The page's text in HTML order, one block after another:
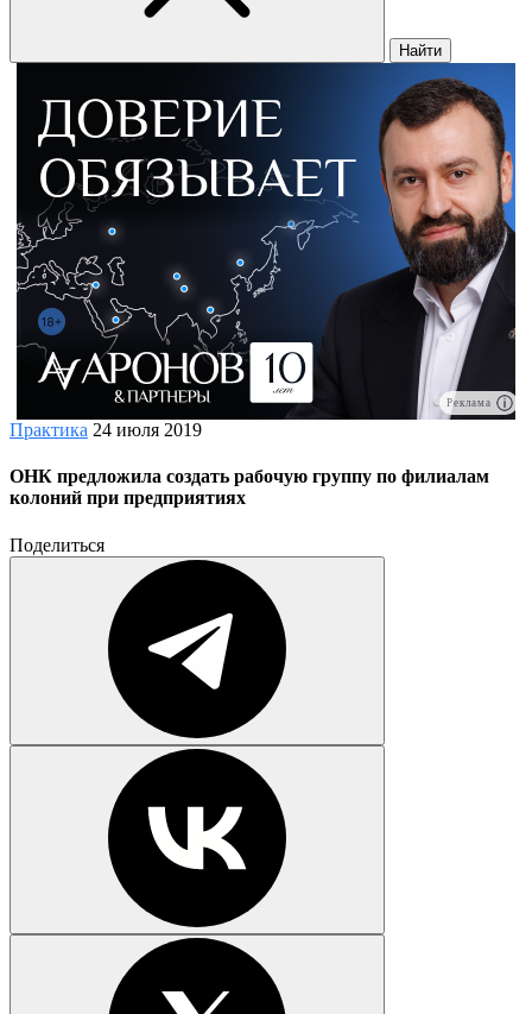
Найти
Реклама
Практика 24 июля 2019
ОНК предложила создать рабочую группу по филиалам
колоний при предприятиях
Поделиться